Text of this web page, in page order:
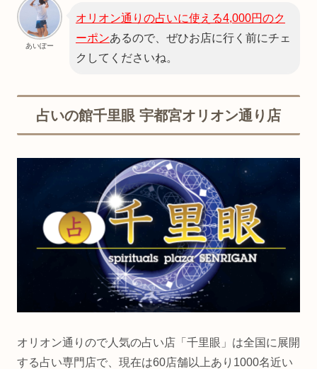
あいぽー
オリオン通りの占いに使える4,000円のク
ーポンあるので、ぜひお店に行く前にチェ
クしてくださいね。
占いの館千里眼 宇都宮オリオン通り店
オリオン通りので人気の占い店「千里眼」は全国に展開
する占い専門店で、現在は60店舗以上あり1000名近い